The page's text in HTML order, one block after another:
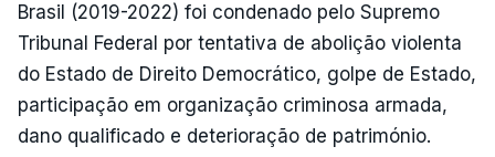
Brasil (2019-2022) foi condenado pelo Supremo
Tribunal Federal por tentativa de abolição violenta
do Estado de Direito Democrático, golpe de Estado,
participação em organização criminosa armada,
dano qualificado e deterioração de património.